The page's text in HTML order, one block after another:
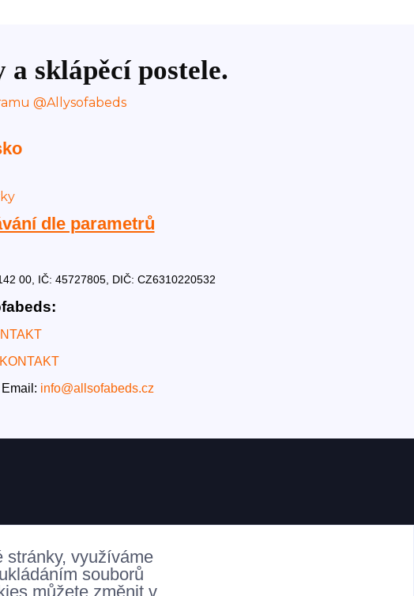
sklápěcí postele.
dle parametrů
00, IČ: 45727805, DIČ: CZ6310220532
KONTAKT
Email: info@allsofabeds.cz
stránky, využíváme
souborů
můžete změnit v